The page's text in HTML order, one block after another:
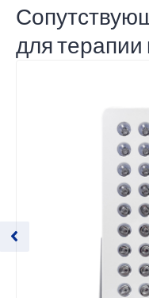
для